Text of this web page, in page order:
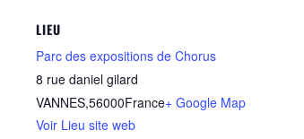
LIEU
Parc des expositions de Chorus
8 rue daniel gilard
VANNES,56000France+ Google Map
Voir Lieu site web